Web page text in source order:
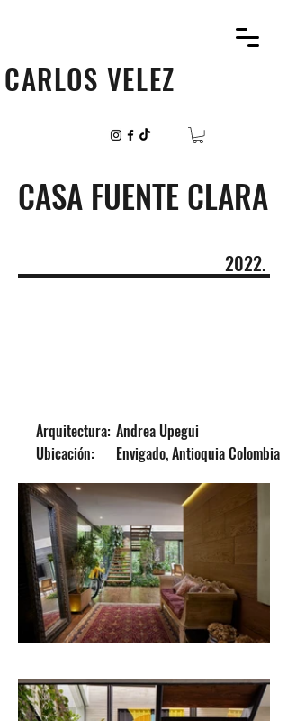
CARLOS VELEZ
CASA FUENTE CLARA
2022.
Arquitectura:
Ubicación:
Andrea Upegui
Envigado, Antioquia Colombia